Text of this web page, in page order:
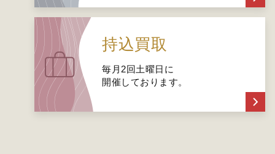
持込買取
毎月2回土曜日に
開催しております。